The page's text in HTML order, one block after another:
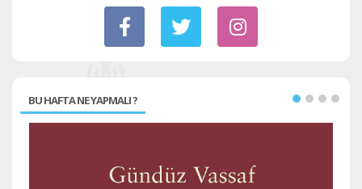
BU HAFTA NE YAPMALI ?